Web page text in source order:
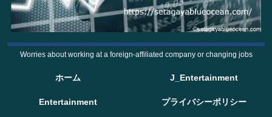
Worries about working at a foreign-affiliated company or changing jobs
ホーム J_Entertainment
Entertainment プライバシーポリシー